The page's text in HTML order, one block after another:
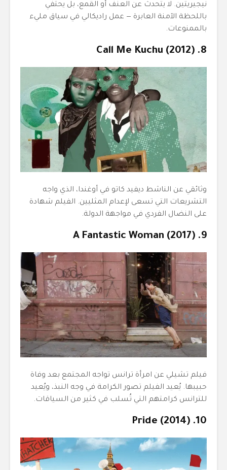
نيجيريتين. لا يتحدث عن العنف أو القمع، بل يحتفي
باللحظة الآمنة العابرة — عمل راديكالي في سياق مليء
بالممنوعات.
8. Call Me Kuchu (2012)
وثائقي عن الناشط ديفيد كاتو في أوغندا، الذي واجه
التشريعات التي تسعى لإعدام المثليين. الفيلم شهادة
على النضال الفردي في مواجهة الدولة.
9. A Fantastic Woman (2017)
فيلم تشيلي عن امرأة ترانس تواجه المجتمع بعد وفاة
حبيبها. يُعيد الفيلم تصور الكرامة في وجه النبذ، ويُعيد
للترانس كرامتهم التي تُسلب في كثير من السياقات.
10. Pride (2014)